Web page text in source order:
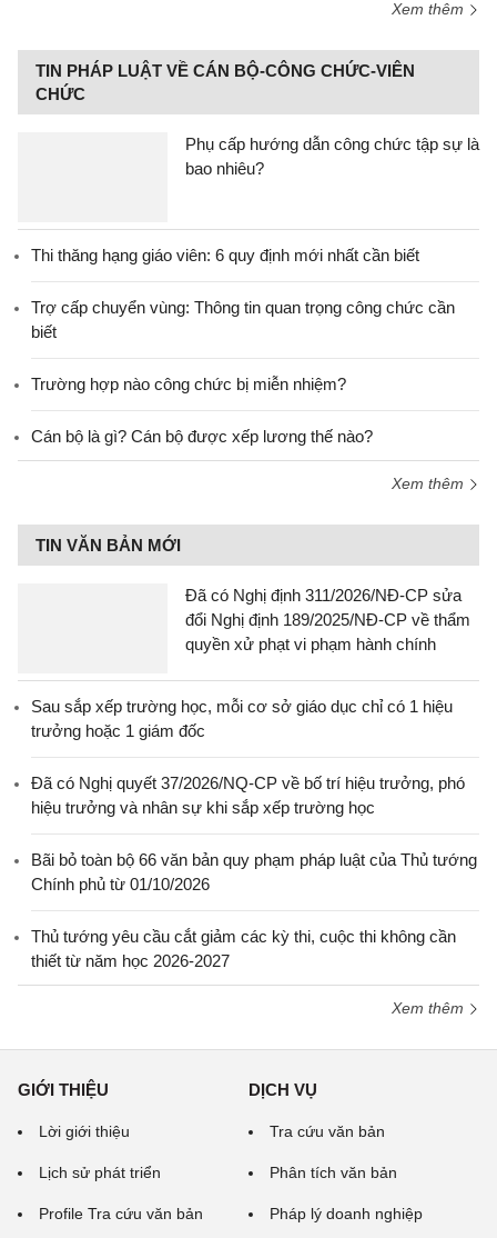
Xem thêm
TIN PHÁP LUẬT VỀ CÁN BỘ-CÔNG CHỨC-VIÊN
CHỨC
Phụ cấp hướng dẫn công chức tập sự là
bao nhiêu?
Thi thăng hạng giáo viên: 6 quy định mới nhất cần biết
Trợ cấp chuyển vùng: Thông tin quan trọng công chức cần
biết
Trường hợp nào công chức bị miễn nhiệm?
Cán bộ là gì? Cán bộ được xếp lương thế nào?
Xem thêm
TIN VĂN BẢN MỚI
Đã có Nghị định 311/2026/NĐ-CP sửa
đổi Nghị định 189/2025/NĐ-CP về thẩm
quyền xử phạt vi phạm hành chính
Sau sắp xếp trường học, mỗi cơ sở giáo dục chỉ có 1 hiệu
trưởng hoặc 1 giám đốc
Đã có Nghị quyết 37/2026/NQ-CP về bố trí hiệu trưởng, phó
hiệu trưởng và nhân sự khi sắp xếp trường học
Bãi bỏ toàn bộ 66 văn bản quy phạm pháp luật của Thủ tướng
Chính phủ từ 01/10/2026
Thủ tướng yêu cầu cắt giảm các kỳ thi, cuộc thi không cần
thiết từ năm học 2026-2027
Xem thêm
GIỚI THIỆU
Lời giới thiệu
Lịch sử phát triển
Profile Tra cứu văn bản
DỊCH VỤ
Tra cứu văn bản
Phân tích văn bản
Pháp lý doanh nghiệp